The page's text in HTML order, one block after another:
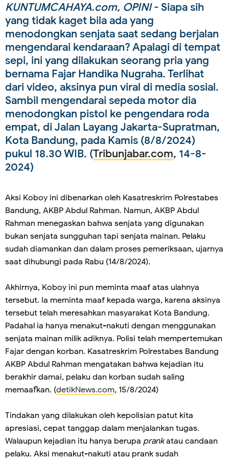
KUNTUMCAHAYA.com, OPINI- Siapa sih
yang tidak kaget bila ada yang
menodongkan senjata saat sedang berjalan
mengendarai kendaraan? Apalagi di tempat
sepi, ini yang dilakukan seorang pria yang
bernama Fajar Handika Nugraha. Terlihat
dari video, aksinya pun viral di media sosial.
Sambil mengendarai sepeda motor dia
menodongkan pistol ke pengendara roda
empat, di Jalan Layang Jakarta-Supratman,
Kota Bandung, pada Kamis (8/8/2024)
pukul 18.30 WIB. (Tribunjabar.com, 14-8-
2024)
Aksi Koboy ini dibenarkan oleh Kasatreskrim Polrestabes
Bandung, AKBP Abdul Rahman. Namun, AKBP Abdul
Rahman menegaskan bahwa senjata yang digunakan
bukan senjata sungguhan tapi senjata mainan. Pelaku
sudah diamankan dan dalam proses pemeriksaan, ujarnya
saat dihubungi pada Rabu (14/8/2024).
Akhirnya, Koboy ini pun meminta maaf atas ulahnya
tersebut. Ia meminta maaf kepada warga, karena aksinya
tersebut telah meresahkan masyarakat Kota Bandung.
Padahal ia hanya menakut-nakuti dengan menggunakan
senjata mainan milik adiknya. Polisi telah mempertemukan
Fajar dengan korban. Kasatreskrim Polrestabes Bandung
AKBP Abdul Rahman mengatakan bahwa kejadian itu
berakhir damai, pelaku dan korban sudah saling
memaafkan. (detikNews.com, 15/8/2024)
Tindakan yang dilakukan oleh kepolisian patut kita
apresiasi, cepat tanggap dalam menjalankan tugas.
Walaupun kejadian itu hanya berupa prankatau candaan
pelaku. Aksi menakut-nakuti atau prank sudah